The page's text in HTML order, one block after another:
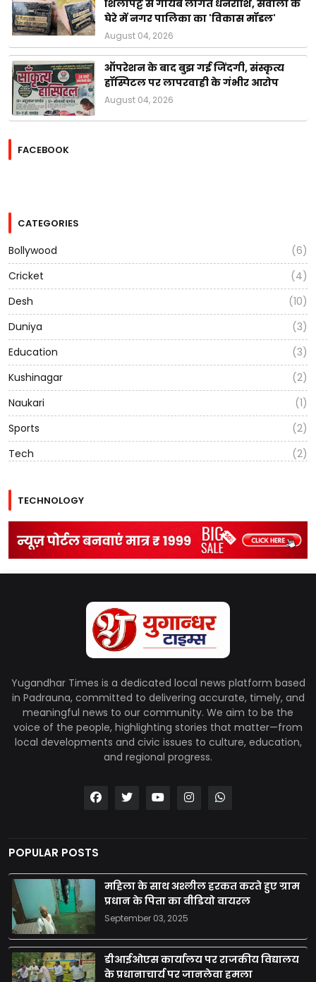
शिलापट्ट से गायब लागत धनराशि, सवालों के
घेरे में नगर पालिका का 'विकास मॉडल'
August 04, 2026
ऑपरेशन के बाद बुझ गई जिंदगी, संस्कृत्य
हॉस्पिटल पर लापरवाही के गंभीर आरोप
August 04, 2026
FACEBOOK
CATEGORIES
Bollywood
(6)
Cricket
(4)
Desh
(10)
Duniya
(3)
Education
(3)
Kushinagar
(2)
Naukari
(1)
Sports
(2)
Tech
(2)
TECHNOLOGY
Yugandhar Times is a dedicated local news platform based
in Padrauna, committed to delivering accurate, timely, and
meaningful news to our community. We aim to be the
voice of the people, highlighting stories that matter—from
local developments and civic issues to culture, education,
and regional progress.
POPULAR POSTS
महिला के साथ अश्लील हरकत करते हुए ग्राम
प्रधान के पिता का वीडियो वायरल
September 03, 2025
डीआईओएस कार्यालय पर राजकीय विद्यालय
के प्रधानाचार्य पर जानलेवा हमला